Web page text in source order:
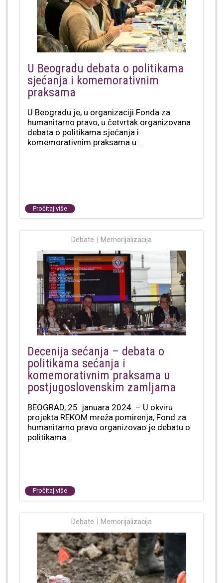
U Beogradu debata o politikama
sjećanja i komemorativnim
praksama
U Beogradu je, u organizaciji Fonda za
humanitarno pravo, u četvrtak organizovana
debata o politikama sjećanja i
komemorativnim praksama u...
Pročitaj više
Debate Memorijalizacija
Decenija sećanja – debata o
politikama sećanja i
komemorativnim praksama u
postjugoslovenskim zamljama
BEOGRAD, 25. januara 2024. – U okviru
projekta REKOM mreža pomirenja, Fond za
humanitarno pravo organizovao je debatu o
politikama...
Pročitaj više
Debate Memorijalizacija